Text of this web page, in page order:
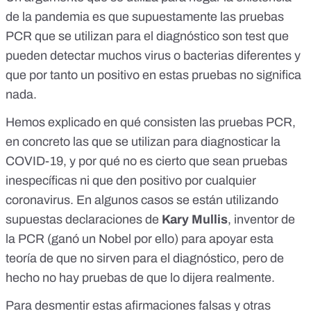
de la pandemia es que supuestamente las pruebas
PCR que se utilizan para el diagnóstico son test que
pueden detectar muchos virus o bacterias diferentes y
que por tanto un positivo en estas pruebas no significa
nada.
Hemos explicado en qué consisten las pruebas PCR,
en concreto las que se utilizan para diagnosticar la
COVID-19, y por qué no es cierto que sean pruebas
inespecíficas ni que den positivo por cualquier
coronavirus. En algunos casos se están utilizando
supuestas declaraciones de Kary Mullis, inventor de
la PCR (ganó un Nobel por ello) para apoyar esta
teoría de que no sirven para el diagnóstico, pero de
hecho no hay pruebas de que lo dijera realmente.
Para desmentir estas afirmaciones falsas y otras